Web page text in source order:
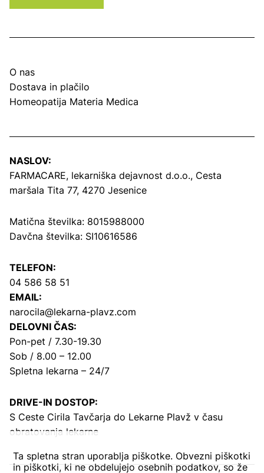
O nas
Dostava in plačilo
Homeopatija Materia Medica
NASLOV:
FARMACARE, lekarniška dejavnost d.o.o., Cesta
maršala Tita 77, 4270 Jesenice
Matična številka: 8015988000
Davčna številka: SI10616586
TELEFON:
04 586 58 51
EMAIL:
narocila@lekarna-plavz.com
DELOVNI ČAS:
Pon-pet / 7.30-19.30
Sob / 8.00 – 12.00
Spletna lekarna – 24/7
DRIVE-IN DOSTOP:
S Ceste Cirila Tavčarja do Lekarne Plavž v času
obratovanja lekarne
Ta spletna stran uporablja piškotke. Obvezni piškotki
in piškotki, ki ne obdelujejo osebnih podatkov, so že